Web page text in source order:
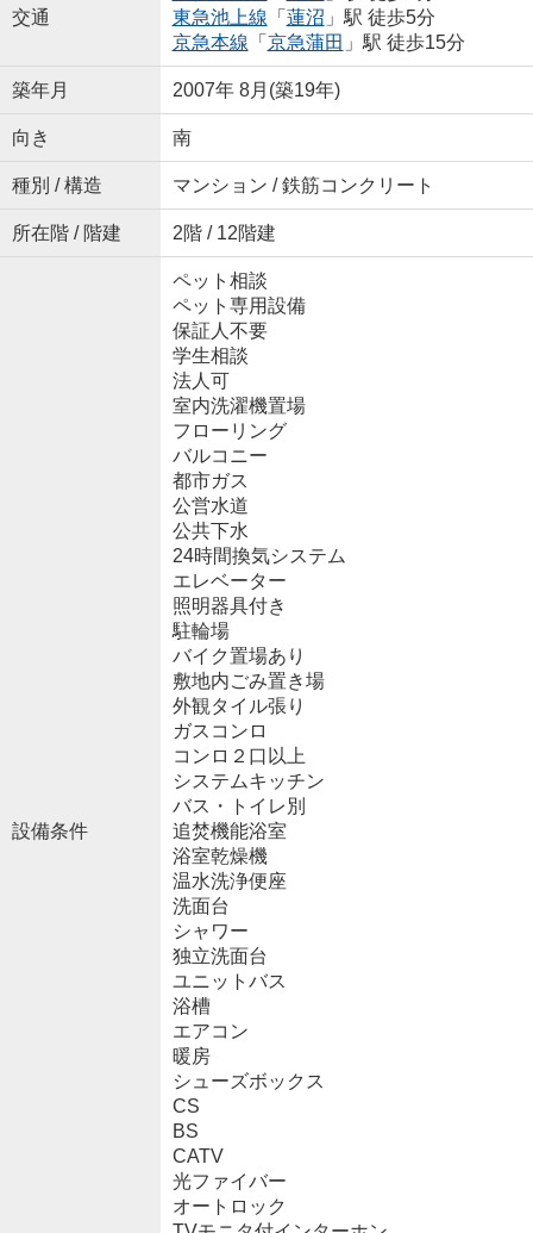
交通
東急池上線 「 蓮沼 」駅 徒歩5分
京急本線 「 京急蒲田 」駅 徒歩15分
築年月 2007年 8月(築19年)
向き 南
種別 / 構造 マンション / 鉄筋コンクリート
所在階 / 階建 2階 / 12階建
設備条件
ペット相談
ペット専用設備
保証人不要
学生相談
法人可
室内洗濯機置場
フローリング
バルコニー
都市ガス
公営水道
公共下水
24時間換気システム
エレベーター
照明器具付き
駐輪場
バイク置場あり
敷地内ごみ置き場
外観タイル張り
ガスコンロ
コンロ２口以上
システムキッチン
バス・トイレ別
追焚機能浴室
浴室乾燥機
温水洗浄便座
洗面台
シャワー
独立洗面台
ユニットバス
浴槽
エアコン
暖房
シューズボックス
CS
BS
CATV
光ファイバー
オートロック